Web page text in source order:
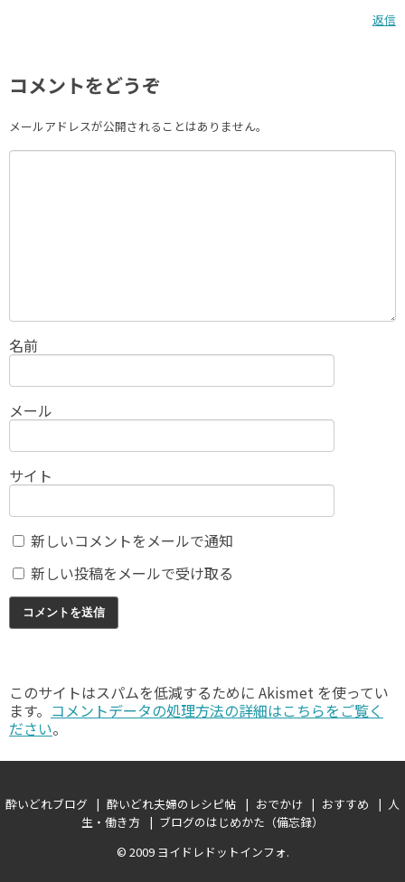
返信
コメントをどうぞ
メールアドレスが公開されることはありません。
名前
メール
サイト
新しいコメントをメールで通知
新しい投稿をメールで受け取る
このサイトはスパムを低減するために Akismet を使ってい
ます。 コメントデータの処理方法の詳細はこちらをご覧く
ださい。
酔いどれブログ 酔いどれ夫婦のレシピ帖 おでかけ おすすめ
人
生・働き方
ブログのはじめかた（備忘録）
© 2009 ヨイドレドットインフォ.